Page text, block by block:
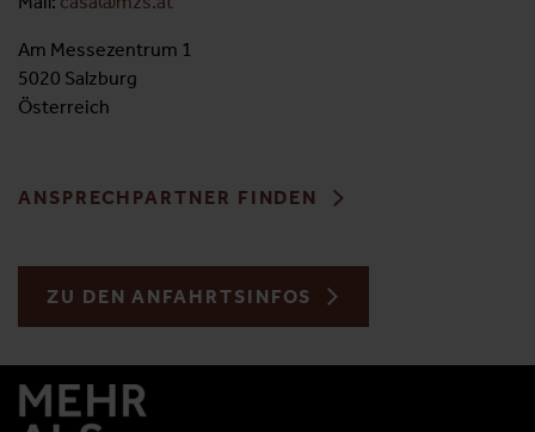
Am Messezentrum 1
5020 Salzburg
Österreich
ANSPRECHPARTNER FINDEN
ZU DEN ANFAHRTSINFOS